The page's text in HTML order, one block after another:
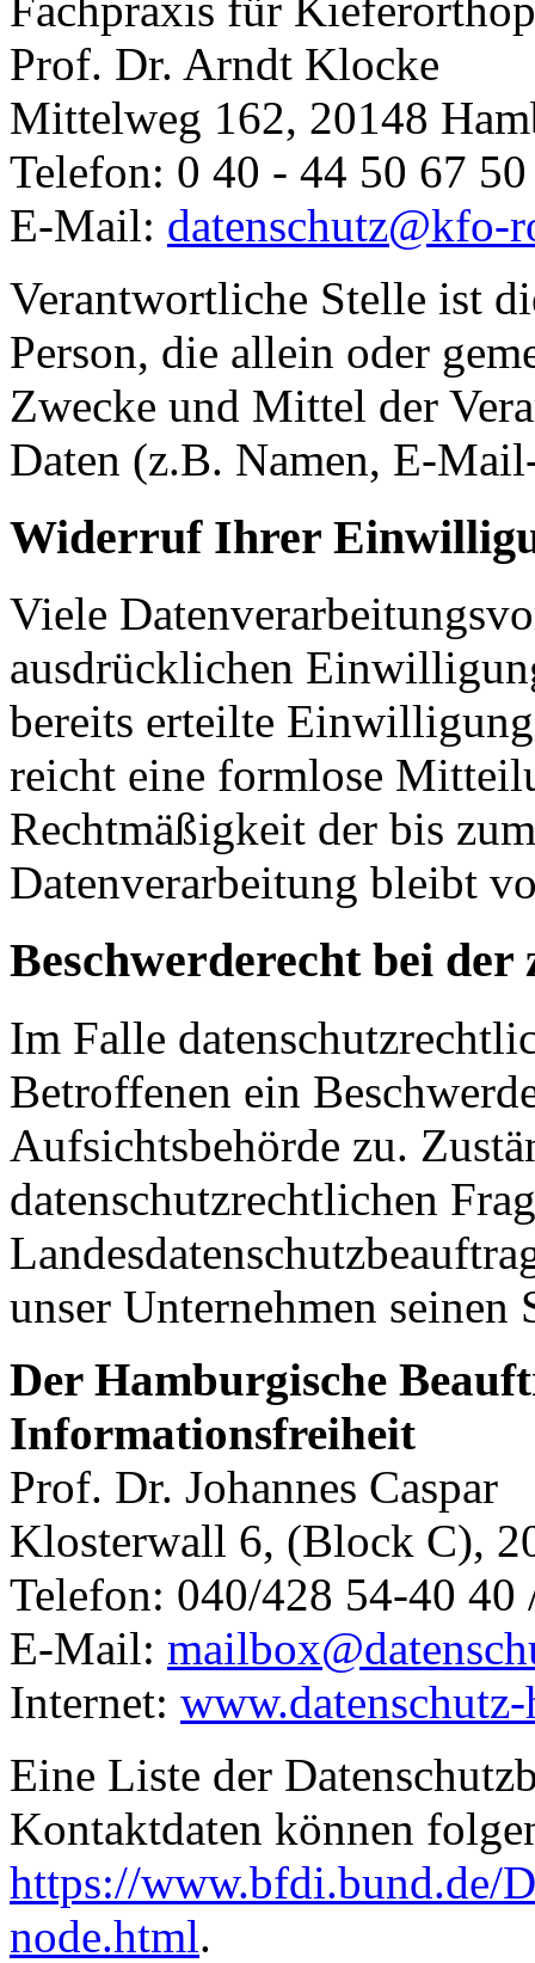
Prof. Dr. Arndt Klocke
Mittelweg 162, 20148
Telefon: 0 40 - 44 50 67 50
E-Mail: datenschutz@kfo-
Verantwortliche Stelle ist
Person, die allein oder
Zwecke und Mittel der
Daten (z.B. Namen, E-
Widerruf Ihrer
Viele
ausdrücklichen
bereits erteilte
reicht eine formlose
Rechtmäßigkeit der bis
Datenverarbeitung bleibt
Beschwerderecht bei
Im Falle
Betroffenen ein
Aufsichtsbehörde zu.
datenschutzrechtlichen
unser Unternehmen seinen
Der Hamburgische
Informationsfreiheit
Prof. Dr. Johannes Caspar
Klosterwall 6, (Block C),
Telefon: 040/428 54-40
E-Mail:
Internet:
Eine Liste der
Kontaktdaten können
https://www.bfdi.bund.de/
node.html.